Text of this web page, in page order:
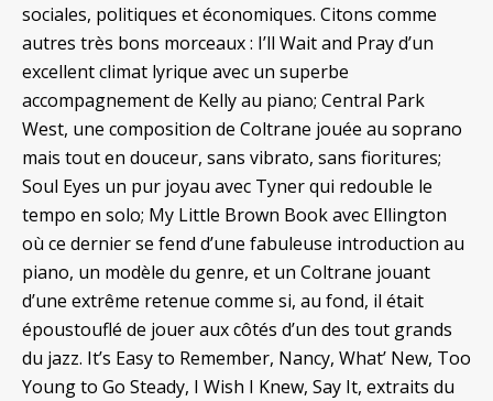
sociales, politiques et économiques. Citons comme
autres très bons morceaux : I’ll Wait and Pray d’un
excellent climat lyrique avec un superbe
accompagnement de Kelly au piano; Central Park
West, une composition de Coltrane jouée au soprano
mais tout en douceur, sans vibrato, sans fioritures;
Soul Eyes un pur joyau avec Tyner qui redouble le
tempo en solo; My Little Brown Book avec Ellington
où ce dernier se fend d’une fabuleuse introduction au
piano, un modèle du genre, et un Coltrane jouant
d’une extrême retenue comme si, au fond, il était
époustouflé de jouer aux côtés d’un des tout grands
du jazz. It’s Easy to Remember, Nancy, What’ New, Too
Young to Go Steady, I Wish I Knew, Say It, extraits du